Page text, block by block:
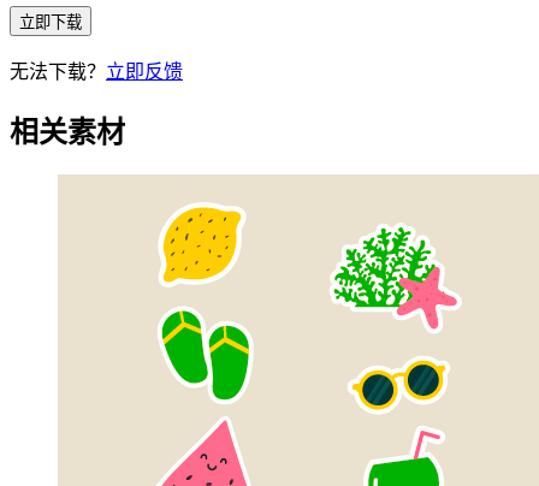
立即下载
无法下载？ 立即反馈
相关素材